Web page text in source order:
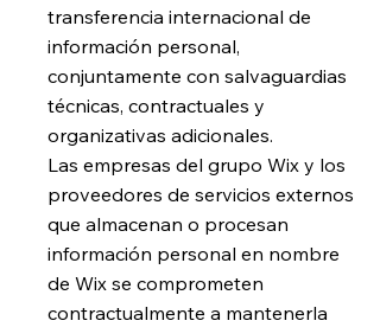
transferencia internacional de
información personal,
conjuntamente con salvaguardias
técnicas, contractuales y
organizativas adicionales.
Las empresas del grupo Wix y los
proveedores de servicios externos
que almacenan o procesan
información personal en nombre
de Wix se comprometen
contractualmente a mantenerla